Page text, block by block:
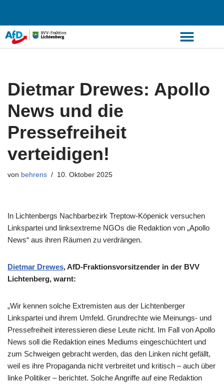
Zum
Inhalt
springen
Dietmar Drewes: Apollo
News und die
Pressefreiheit
verteidigen!
von behrens 10. Oktober 2025
In Lichtenbergs Nachbarbezirk Treptow-Köpenick versuchen
Linkspartei und linksextreme NGOs die Redaktion von „Apollo
News“ aus ihren Räumen zu verdrängen.
Dietmar Drewes, AfD-Fraktionsvorsitzender in der BVV
Lichtenberg, warnt:
„Wir kennen solche Extremisten aus der Lichtenberger
Linkspartei und ihrem Umfeld. Grundrechte wie Meinungs- und
Pressefreiheit interessieren diese Leute nicht. Im Fall von Apollo
News soll die Redaktion eines Mediums eingeschüchtert und
zum Schweigen gebracht werden, das den Linken nicht gefällt,
weil es ihre Propaganda nicht verbreitet und kritisch – auch über
linke Politiker – berichtet. Solche Angriffe auf eine Redaktion